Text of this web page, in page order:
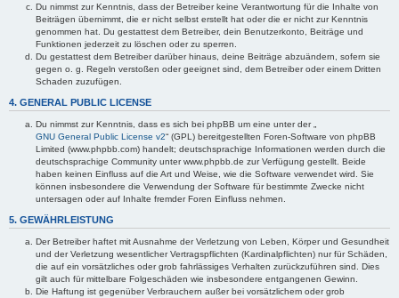
Du nimmst zur Kenntnis, dass der Betreiber keine Verantwortung für die Inhalte von
Beiträgen übernimmt, die er nicht selbst erstellt hat oder die er nicht zur Kenntnis
genommen hat. Du gestattest dem Betreiber, dein Benutzerkonto, Beiträge und
Funktionen jederzeit zu löschen oder zu sperren.
Du gestattest dem Betreiber darüber hinaus, deine Beiträge abzuändern, sofern sie
gegen o. g. Regeln verstoßen oder geeignet sind, dem Betreiber oder einem Dritten
Schaden zuzufügen.
4. GENERAL PUBLIC LICENSE
Du nimmst zur Kenntnis, dass es sich bei phpBB um eine unter der „
GNU General Public License v2“ (GPL) bereitgestellten Foren-Software von phpBB
Limited (www.phpbb.com) handelt; deutschsprachige Informationen werden durch die
deutschsprachige Community unter www.phpbb.de zur Verfügung gestellt. Beide
haben keinen Einfluss auf die Art und Weise, wie die Software verwendet wird. Sie
können insbesondere die Verwendung der Software für bestimmte Zwecke nicht
untersagen oder auf Inhalte fremder Foren Einfluss nehmen.
5. GEWÄHRLEISTUNG
Der Betreiber haftet mit Ausnahme der Verletzung von Leben, Körper und Gesundheit
und der Verletzung wesentlicher Vertragspflichten (Kardinalpflichten) nur für Schäden,
die auf ein vorsätzliches oder grob fahrlässiges Verhalten zurückzuführen sind. Dies
gilt auch für mittelbare Folgeschäden wie insbesondere entgangenen Gewinn.
Die Haftung ist gegenüber Verbrauchern außer bei vorsätzlichem oder grob